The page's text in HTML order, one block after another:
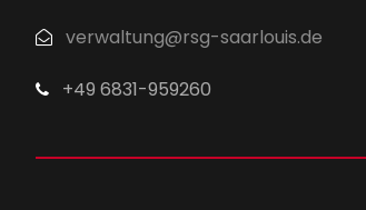
verwaltung@rsg-saarlouis.de
+49 6831-959260